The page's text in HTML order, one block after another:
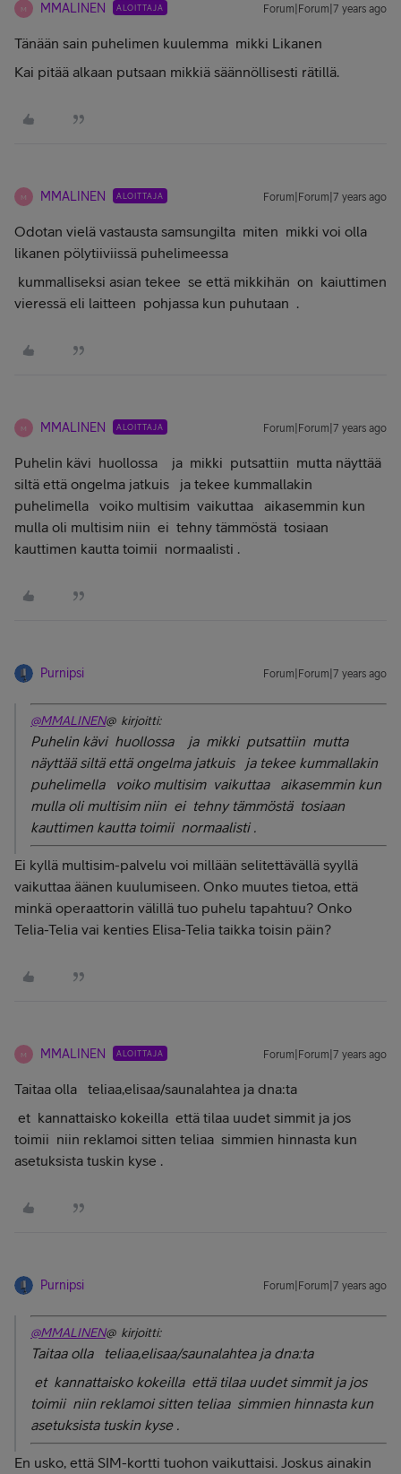
M MMALINEN ALOITTAJA Forum|Forum|7 years ago
Tänään sain puhelimen kuulemma mikki Likanen
Kai pitää alkaan putsaan mikkiä säännöllisesti rätillä.
M MMALINEN ALOITTAJA Forum|Forum|7 years ago
Odotan vielä vastausta samsungilta miten mikki voi olla
likanen pölytiiviissä puhelimeessa
kummalliseksi asian tekee se että mikkihän on kaiuttimen
vieressä eli laitteen pohjassa kun puhutaan .
M MMALINEN ALOITTAJA Forum|Forum|7 years ago
Puhelin kävi huollossa ja mikki putsattiin mutta näyttää
siltä että ongelma jatkuis ja tekee kummallakin
puhelimella voiko multisim vaikuttaa aikasemmin kun
mulla oli multisim niin ei tehny tämmöstä tosiaan
kauttimen kautta toimii normaalisti .
Purnipsi Forum|Forum|7 years ago
@MMALINEN@ kirjoitti:
Puhelin kävi huollossa ja mikki putsattiin mutta
näyttää siltä että ongelma jatkuis ja tekee kummallakin
puhelimella voiko multisim vaikuttaa aikasemmin kun
mulla oli multisim niin ei tehny tämmöstä tosiaan
kauttimen kautta toimii normaalisti .
Ei kyllä multisim-palvelu voi millään selitettävällä syyllä
vaikuttaa äänen kuulumiseen. Onko muutes tietoa, että
minkä operaattorin välillä tuo puhelu tapahtuu? Onko
Telia-Telia vai kenties Elisa-Telia taikka toisin päin?
M MMALINEN ALOITTAJA Forum|Forum|7 years ago
Taitaa olla teliaa,elisaa/saunalahtea ja dna:ta
et kannattaisko kokeilla että tilaa uudet simmit ja jos
toimii niin reklamoi sitten teliaa simmien hinnasta kun
asetuksista tuskin kyse .
Purnipsi Forum|Forum|7 years ago
@MMALINEN@ kirjoitti:
Taitaa olla teliaa,elisaa/saunalahtea ja dna:ta
et kannattaisko kokeilla että tilaa uudet simmit ja jos
toimii niin reklamoi sitten teliaa simmien hinnasta kun
asetuksista tuskin kyse .
En usko, että SIM-kortti tuohon vaikuttaisi. Joskus ainakin